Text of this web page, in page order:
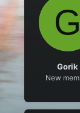
м
л
а
G
Gorik
New